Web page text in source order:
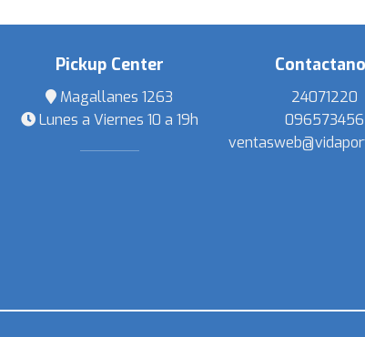
Pickup Center
Magallanes 1263
Lunes a Viernes 10 a 19h
24071220
096573456